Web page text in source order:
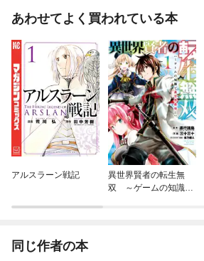
あわせてよく買われている本
アルスラーン戦記
異世界賢者の転生無
双 ～ゲームの知識で
同じ作者の本